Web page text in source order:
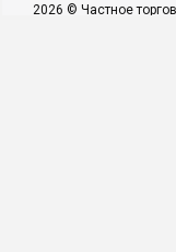
2026 © Частное